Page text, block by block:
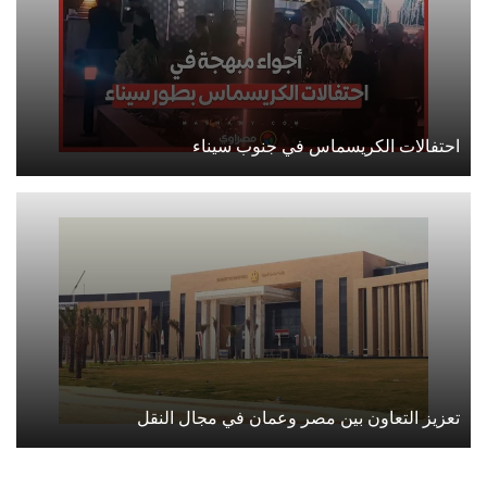
احتفالات الكريسماس في جنوب سيناء
تعزيز التعاون بين مصر وعمان في مجال النقل